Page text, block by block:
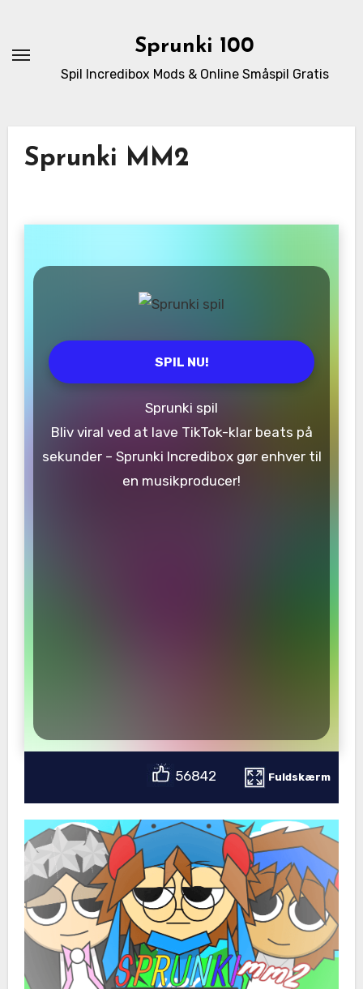
content
Sprunki 100
Spil Incredibox Mods & Online Småspil Gratis
Sprunki MM2
SPIL NU!
Sprunki spil
Bliv viral ved at lave TikTok-klar beats på
sekunder – Sprunki Incredibox gør enhver til
en musikproducer!
56842 Fuldskærm